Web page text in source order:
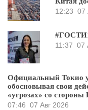
12:23 07
11:37 07
Официальный Токио
обосновывая свои
«угрозах» со
07:46 07 Авг 2026